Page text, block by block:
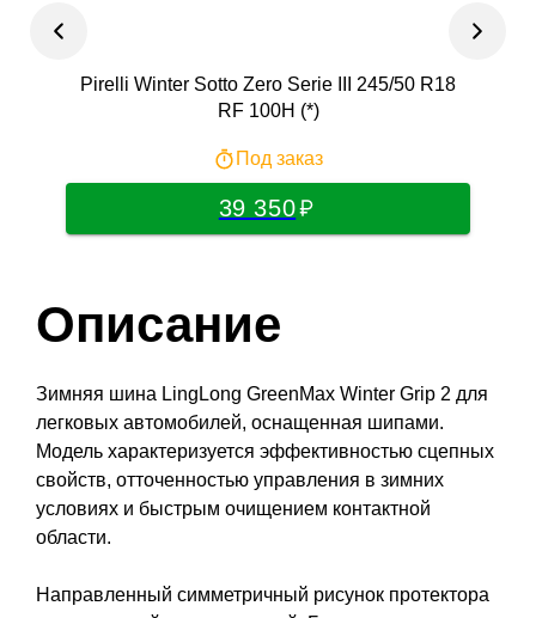
Pirelli Winter Sotto Zero Serie III 245/50 R18
RF 100H (*)
Под заказ
39 350
Описание
Зимняя шина LingLong GreenMax Winter Grip 2 для
легковых автомобилей, оснащенная шипами.
Модель характеризуется эффективностью сцепных
свойств, отточенностью управления в зимних
условиях и быстрым очищением контактной
области.
Направленный симметричный рисунок протектора